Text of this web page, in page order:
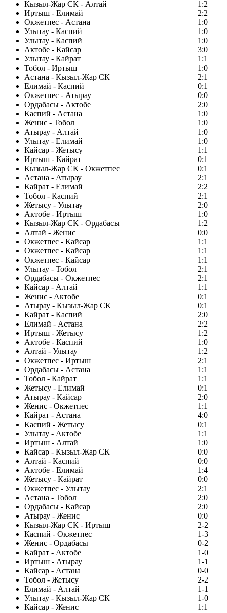
Кызыл-Жар СК - Алтай
1:2
Иртыш - Елимай
2:2
Окжетпес - Астана
1:0
Улытау - Каспий
1:0
Улытау - Каспий
1:0
Актобе - Кайсар
3:0
Улытау - Кайрат
1:1
Тобол - Иртыш
1:0
Астана - Кызыл-Жар СК
2:1
Елимай - Каспий
0:1
Окжетпес - Атырау
0:0
Ордабасы - Актобе
2:0
Каспий - Астана
1:0
Женис - Тобол
1:0
Атырау - Алтай
1:0
Улытау - Елимай
1:0
Кайсар - Жетысу
1:1
Иртыш - Кайрат
0:1
Кызыл-Жар СК - Окжетпес
0:1
Астана - Атырау
2:1
Кайрат - Елимай
2:2
Тобол - Каспий
2:1
Жетысу - Улытау
2:0
Актобе - Иртыш
1:0
Кызыл-Жар СК - Ордабасы
1:2
Алтай - Женис
0:0
Окжетпес - Кайсар
1:1
Окжетпес - Кайсар
1:1
Окжетпес - Кайсар
1:1
Улытау - Тобол
2:1
Ордабасы - Окжетпес
2:1
Кайсар - Алтай
1:1
Женис - Актобе
0:1
Атырау - Кызыл-Жар СК
0:1
Кайрат - Каспий
2:0
Елимай - Астана
2:2
Иртыш - Жетысу
1:2
Актобе - Каспий
1:0
Алтай - Улытау
1:2
Окжетпес - Иртыш
2:1
Ордабасы - Астана
1:1
Тобол - Кайрат
1:1
Жетысу - Елимай
0:1
Атырау - Кайсар
2:0
Женис - Окжетпес
1:1
Кайрат - Астана
4:0
Каспий - Жетысу
0:1
Улытау - Актобе
1:1
Иртыш - Алтай
1:0
Кайсар - Кызыл-Жар СК
0:0
Алтай - Каспий
0:0
Актобе - Елимай
1:4
Жетысу - Кайрат
0:0
Окжетпес - Улытау
2:1
Астана - Тобол
2:0
Ордабасы - Кайсар
2:0
Атырау - Женис
0:0
Кызыл-Жар СК - Иртыш
2-2
Каспий - Окжетпес
1-3
Женис - Ордабасы
0-2
Кайрат - Актобе
1-0
Иртыш - Атырау
1-1
Кайсар - Астана
0-0
Тобол - Жетысу
2-2
Елимай - Алтай
1-1
Улытау - Кызыл-Жар СК
1-0
Кайсар - Женис
1:1